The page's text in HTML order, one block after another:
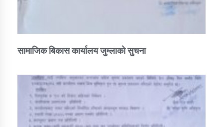
सामाजिक बिकास कार्यालय जुम्लाकाे सुचना